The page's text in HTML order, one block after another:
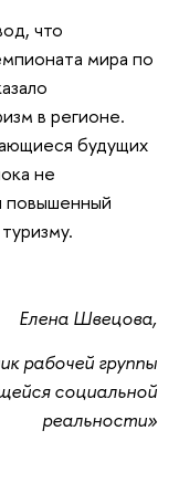
что
мира по
в регионе.
будущих
не
повышенный
Елена Швецова,
рабочей группы
социальной
реальности»